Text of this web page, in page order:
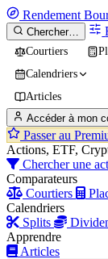
Rendement
Chercher…
Courtiers
Calendriers
Articles
Accéder à mon
Passer au
Actions, ETF,
Chercher une
Comparateurs
Courtiers
Calendriers
Splits
Apprendre
Articles